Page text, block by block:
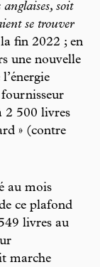
anglaises, soit
se trouver
la fin 2022 ; en
une nouvelle
2 500 livres
» (contre
au mois
ce plafond
livres au
marche